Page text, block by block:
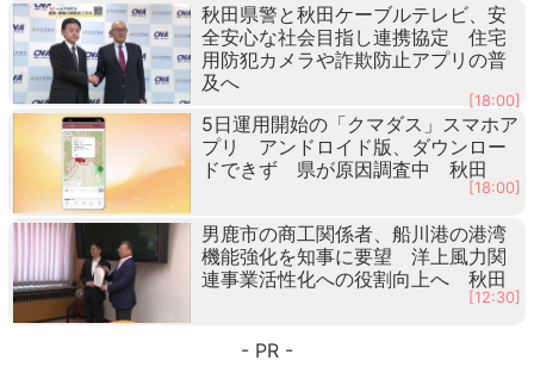
秋田県警と秋田ケーブルテレビ、安
全安心な社会目指し連携協定 住宅
用防犯カメラや詐欺防止アプリの普
及へ
[18:00]
5日運用開始の「クマダス」スマホア
プリ アンドロイド版、ダウンロー
ドできず 県が原因調査中 秋田
[18:00]
男鹿市の商工関係者、船川港の港湾
機能強化を知事に要望 洋上風力関
連事業活性化への役割向上へ 秋田
[12:30]
- PR -